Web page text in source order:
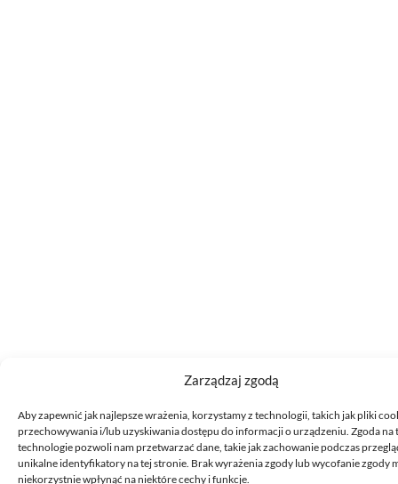
Zarządzaj zgodą
Aby zapewnić jak najlepsze wrażenia, korzystamy z technologii, takich jak pliki
przechowywania i/lub uzyskiwania dostępu do informacji o urządzeniu. Zgoda na
technologie pozwoli nam przetwarzać dane, takie jak zachowanie podczas
unikalne identyfikatory na tej stronie. Brak wyrażenia zgody lub wycofanie zgody
niekorzystnie wpłynąć na niektóre cechy i funkcje.